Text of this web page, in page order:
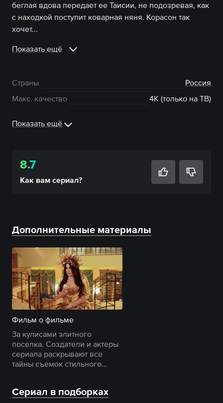
беглая вдова передает ее Таисии, не подозревая, как
с находкой поступит коварная няня. Корасон так
хочет...
Показать ещё
Страны
Россия
Макс. качество
4К (только на ТВ)
Показать ещё
8.7
Как вам сериал?
Дополнительные материалы
Фильм о фильме
За кулисами элитного
поселка. Создатели и актеры
сериала раскрывают все
тайны съемок стильного
Сериал в подборках